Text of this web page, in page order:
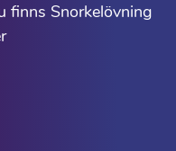
finns Snorkelövning